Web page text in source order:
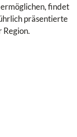
findet
präsentierte
Region.